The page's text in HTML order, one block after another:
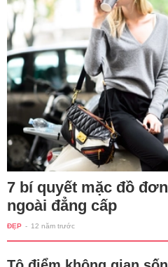
7 bí quyết mặc đồ
ngoài đẳng cấp
ĐẸP - 12 năm trước